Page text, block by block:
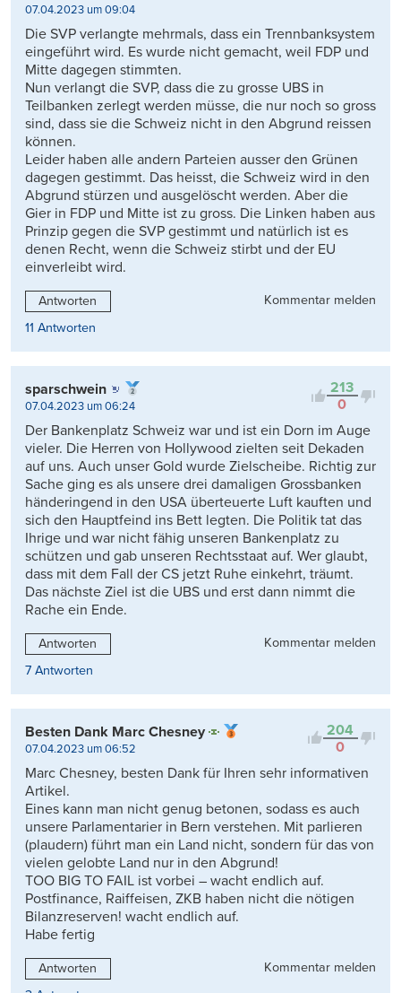
07.04.2023 um 09:04
Die SVP verlangte mehrmals, dass ein Trennbanksystem
eingeführt wird. Es wurde nicht gemacht, weil FDP und
Mitte dagegen stimmten.
Nun verlangt die SVP, dass die zu grosse UBS in
Teilbanken zerlegt werden müsse, die nur noch so gross
sind, dass sie die Schweiz nicht in den Abgrund reissen
können.
Leider haben alle andern Parteien ausser den Grünen
dagegen gestimmt. Das heisst, die Schweiz wird in den
Abgrund stürzen und ausgelöscht werden. Aber die
Gier in FDP und Mitte ist zu gross. Die Linken haben aus
Prinzip gegen die SVP gestimmt und natürlich ist es
denen Recht, wenn die Schweiz stirbt und der EU
einverleibt wird.
Antworten
Kommentar melden
11 Antworten
213
0
sparschwein
07.04.2023 um 06:24
Der Bankenplatz Schweiz war und ist ein Dorn im Auge
vieler. Die Herren von Hollywood zielten seit Dekaden
auf uns. Auch unser Gold wurde Zielscheibe. Richtig zur
Sache ging es als unsere drei damaligen Grossbanken
händeringend in den USA überteuerte Luft kauften und
sich den Hauptfeind ins Bett legten. Die Politik tat das
Ihrige und war nicht fähig unseren Bankenplatz zu
schützen und gab unseren Rechtsstaat auf. Wer glaubt,
dass mit dem Fall der CS jetzt Ruhe einkehrt, träumt.
Das nächste Ziel ist die UBS und erst dann nimmt die
Rache ein Ende.
Antworten
Kommentar melden
7 Antworten
204
0
Besten Dank Marc Chesney
07.04.2023 um 06:52
Marc Chesney, besten Dank für Ihren sehr informativen
Artikel.
Eines kann man nicht genug betonen, sodass es auch
unsere Parlamentarier in Bern verstehen. Mit parlieren
(plaudern) führt man ein Land nicht, sondern für das von
vielen gelobte Land nur in den Abgrund!
TOO BIG TO FAIL ist vorbei – wacht endlich auf.
Postfinance, Raiffeisen, ZKB haben nicht die nötigen
Bilanzreserven! wacht endlich auf.
Habe fertig
Antworten
Kommentar melden